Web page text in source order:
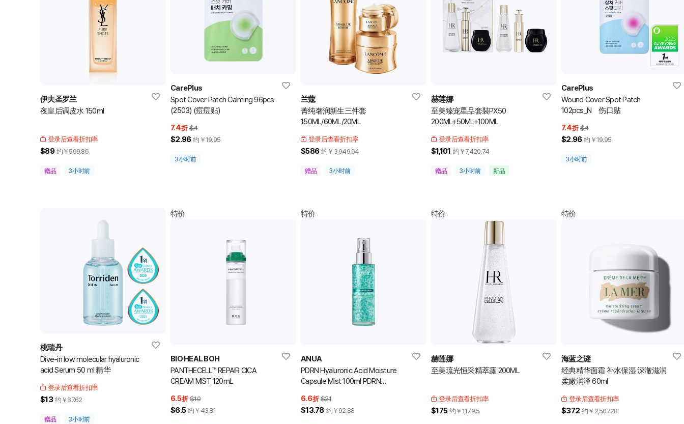
伊夫圣罗兰
夜皇后调皮水 150ml
登录后查看折扣率
$89 约￥ 599.86
赠品 3小时前
CarePlus
Spot Cover Patch Calming 96pcs
(2503) (痘痘贴)
7.4折 $4
$2.96 约￥19.95
3小时前
兰蔻
菁纯奢润新生三件套
150ML/60ML/20ML
登录后查看折扣率
$586 约￥ 3,949.64
赠品 3小时前
赫莲娜
至美臻宠星品套裝PX50
200ML+50ML+100ML
登录后查看折扣率
$1,101 约￥ 7,420.74
赠品 3小时前 新品
CarePlus
Wound Cover Spot Patch
102pcs_N 伤口贴
7.4折 $4
$2.96 约￥19.95
3小时前
桃瑞丹
Dive-in low molecular hyaluronic
acid Serum 50 ml 精华
登录后查看折扣率
$13 约￥ 87.62
赠品 3小时前
特价
BIO HEAL BOH
PANTHECELL™ REPAIR CICA
CREAM MIST 120mL
6.5折 $10
$6.5 约￥ 43.81
特价
ANUA
PDRN Hyaluronic Acid Moisture
Capsule Mist 100ml PDRN
6.6折 $21
$13.78 约￥ 92.88
特价
赫莲娜
至美琉光恒采精萃露 200ML
登录后查看折扣率
$175 约￥ 1,179.5
特价
海蓝之谜
经典精华面霜 补水保湿 深澈滋润
柔嫩润泽 60ml
登录后查看折扣率
$372 约￥ 2,507.28